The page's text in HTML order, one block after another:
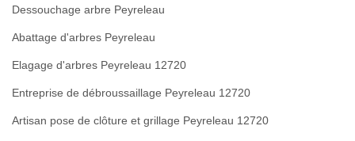
Dessouchage arbre Peyreleau
Abattage d'arbres Peyreleau
Elagage d'arbres Peyreleau 12720
Entreprise de débroussaillage Peyreleau 12720
Artisan pose de clôture et grillage Peyreleau 12720